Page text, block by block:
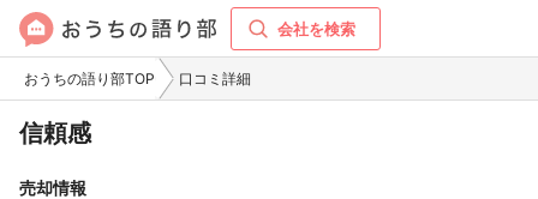
会社を検索
おうちの語り部TOP 口コミ詳細
信頼感
売却情報